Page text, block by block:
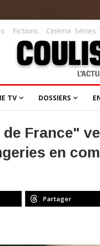
Fictions Cinéma Séries
TV DOSSIERS
France"
en
Partager